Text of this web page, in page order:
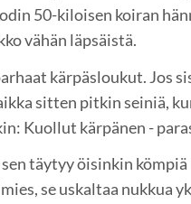
50-kiloisen koiran
vähän läpsäistä.
kärpäsloukut. Jos
sitten pitkin seiniä,
Kuollut kärpänen -
täytyy öisinkin
se uskaltaa nukkua